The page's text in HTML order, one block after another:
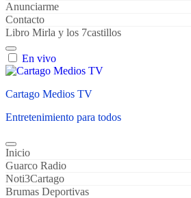
Anunciarme
Contacto
Libro Mirla y los 7castillos
En vivo
Cartago Medios TV
Entretenimiento para todos
Inicio
Guarco Radio
Noti3Cartago
Brumas Deportivas